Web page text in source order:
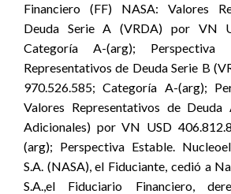
Financiero (FF) NASA: Valores
Deuda Serie A (VRDA) por VN
Categoría A-(arg); Perspectiva
Representativos de Deuda Serie B
970.526.585; Categoría A-(arg);
Valores Representativos de Deuda
Adicionales) por VN USD
(arg); Perspectiva Estable.
S.A. (NASA), el Fiduciante, cedió a
S.A.,el Fiduciario Financiero,